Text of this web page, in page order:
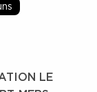
LE